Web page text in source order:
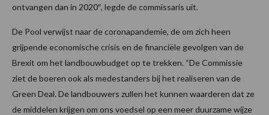
ontvangen dan in 2020″, legde de commissaris uit.
De Pool verwijst naar de coronapandemie, de om zich heen
grijpende economische crisis en de financiële gevolgen van de
Brexit om het landbouwbudget op te trekken. “De Commissie
ziet de boeren ook als medestanders bij het realiseren van de
Green Deal. De landbouwers zullen het kunnen waarderen dat ze
de middelen krijgen om ons voedsel op een meer duurzame wijze